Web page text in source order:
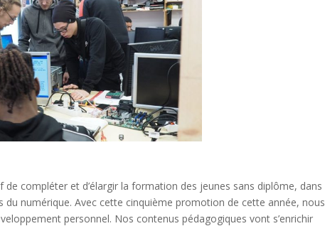
compléter et d’élargir la formation des jeunes sans diplôme, dans
numérique. Avec cette cinquième promotion de cette année, nous
personnel. Nos contenus pédagogiques vont s’enrichir